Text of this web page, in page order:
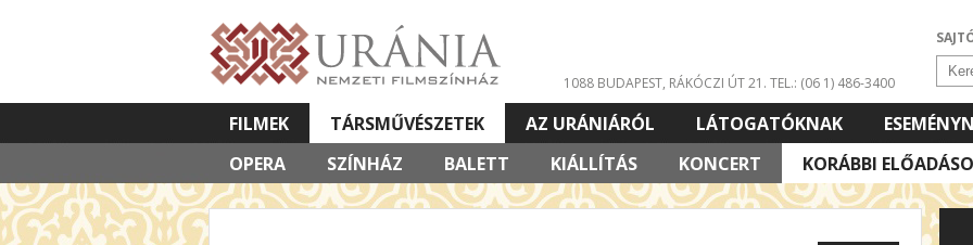
1088 BUDAPEST, RÁKÓCZI ÚT 21. TEL.: (06 1) 486-3400
FILMEK
TÁRSMŰVÉSZETEK
OPERA
SZÍNHÁZ BALETT KIÁLLÍTÁS KONCERT KORÁBBI
AZ URÁNIÁRÓL LÁTOGATÓKNAK
VETÍTETT KÉPES ELŐADÁSOK